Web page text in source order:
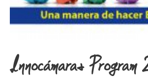
Innocámaras